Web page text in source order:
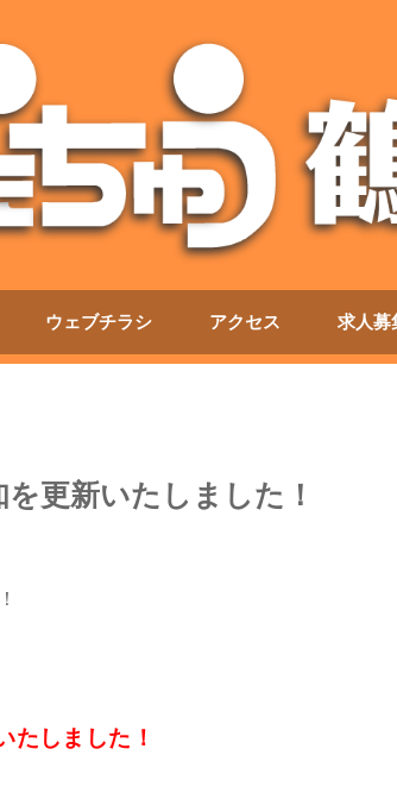
ウェブチラシ アクセス 求人募
更新いたしました！
たしました！